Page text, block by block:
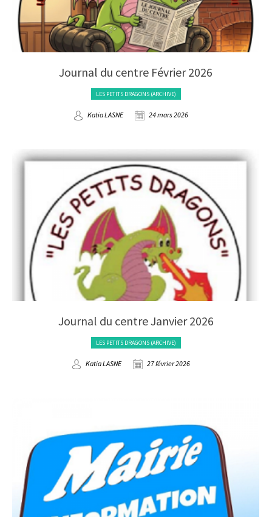
Journal du centre Février 2026
LES PETITS DRAGONS (ARCHIVE)
Katia LASNE 24 mars 2026
Journal du centre Janvier 2026
LES PETITS DRAGONS (ARCHIVE)
Katia LASNE 27 février 2026